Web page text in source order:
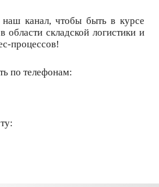
наш канал, чтобы быть в курсе
складской логистики и
процессов!
по телефонам: